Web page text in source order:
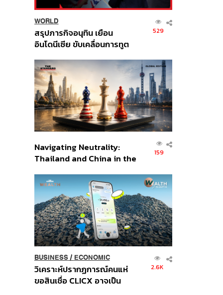
WORLD
สรุปภารกิจอนุทิน เยือน
อินโดนีเซีย ขับเคลื่อนการทูต
ส่วนยุทธศาสตร์ไทย –
อินโดนีเซีย
529
Navigating Neutrality:
Thailand and China in the
Order
159
BUSINESS/ ECONOMIC
วิเคราะห์ปรากฏการณ์คนแห่
ขอสินเชื่อ CLICX อาจเป็น
2.6K